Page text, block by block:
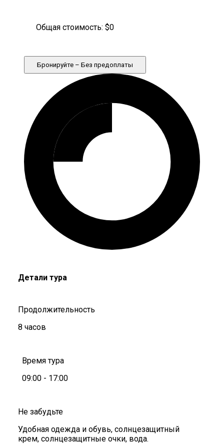
Общая стоимость: $0
Бронируйте – Без предоплаты
Детали тура
Продолжительность
8 часов
Время тура
09:00 - 17:00
Не забудьте
Удобная одежда и обувь, солнцезащитный
крем, солнцезащитные очки, вода.